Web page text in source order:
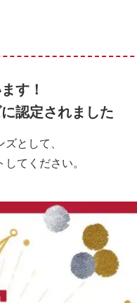
す！
認定されました
として、
てください。